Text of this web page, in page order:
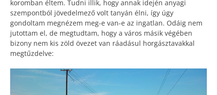
koromban éltem. Tudni illik, hogy annak idején anyagi
szempontból jövedelmező volt tanyán élni, így úgy
gondoltam megnézem meg-e van-e az ingatlan. Odáig nem
jutottam el, de megtudtam, hogy a város másik végében
bizony nem kis zöld övezet van ráadásul horgásztavakkal
megtűzdelve: